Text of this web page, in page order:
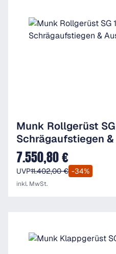
Munk Rollgerüst
Schrägaufstiegen
Verkaufspreis:
7.550,80 €
UVP11.402,00 € -34%
inkl. MwSt.